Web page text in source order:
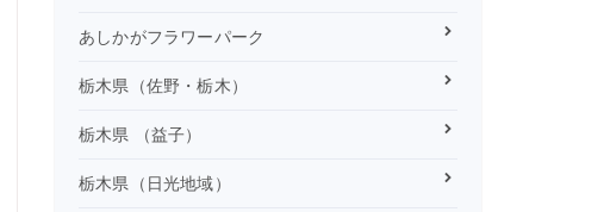
あしかがフラワーパーク
栃木県（佐野・栃木）
栃木県 （益子）
栃木県（日光地域）